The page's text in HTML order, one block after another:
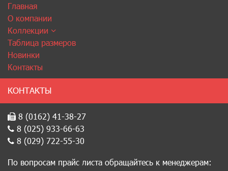
Главная
О компании
Коллекции
Таблица размеров
Новинки
Контакты
КОНТАКТЫ
8 (0162) 41-38-27
8 (025) 933-66-63
8 (029) 722-55-30
По вопросам прайс листа обращайтесь к менеджерам: